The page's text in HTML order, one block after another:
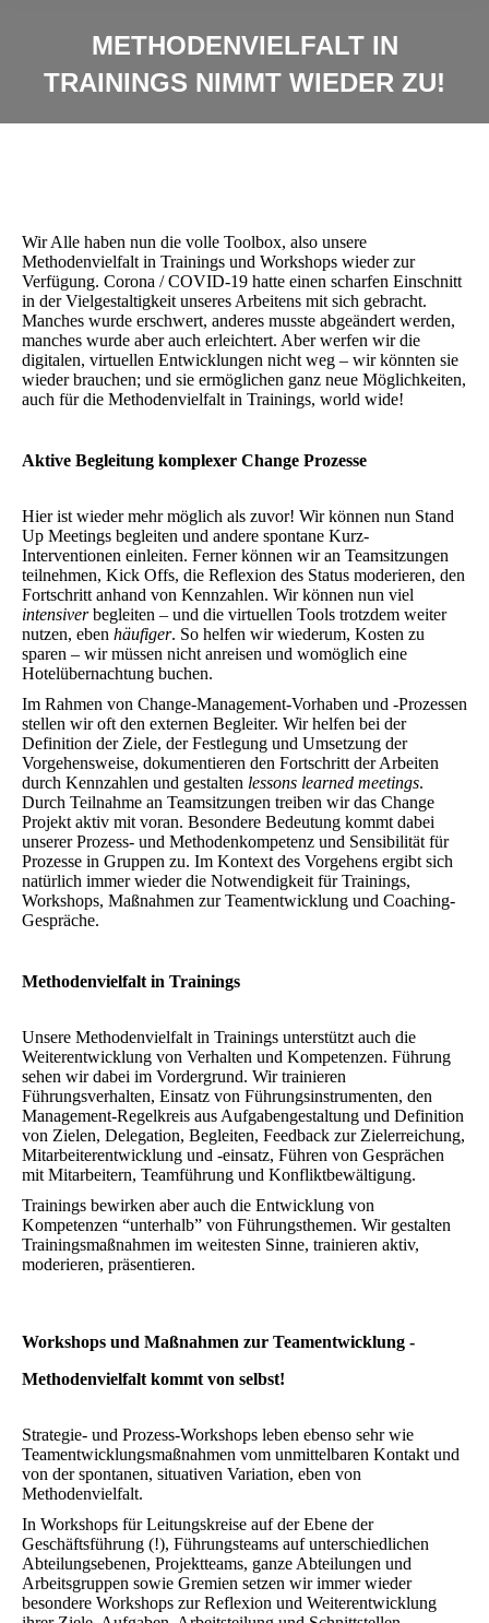
METHODENVIELFALT IN
TRAININGS NIMMT WIEDER ZU!
Wir Alle haben nun die volle Toolbox, also unsere
Methodenvielfalt in Trainings und Workshops wieder zur
Verfügung. Corona / COVID-19 hatte einen scharfen Einschnitt
in der Vielgestaltigkeit unseres Arbeitens mit sich gebracht.
Manches wurde erschwert, anderes musste abgeändert werden,
manches wurde aber auch erleichtert. Aber werfen wir die
digitalen, virtuellen Entwicklungen nicht weg – wir könnten sie
wieder brauchen; und sie ermöglichen ganz neue Möglichkeiten,
auch für die Methodenvielfalt in Trainings, world wide!
Aktive Begleitung komplexer Change Prozesse
Hier ist wieder mehr möglich als zuvor! Wir können nun Stand
Up Meetings begleiten und andere spontane Kurz-
Interventionen einleiten. Ferner können wir an Teamsitzungen
teilnehmen, Kick Offs, die Reflexion des Status moderieren, den
Fortschritt anhand von Kennzahlen. Wir können nun viel
intensiverbegleiten – und die virtuellen Tools trotzdem weiter
nutzen, eben häufiger. So helfen wir wiederum, Kosten zu
sparen – wir müssen nicht anreisen und womöglich eine
Hotelübernachtung buchen.
Im Rahmen von Change-Management-Vorhaben und -Prozessen
stellen wir oft den externen Begleiter. Wir helfen bei der
Definition der Ziele, der Festlegung und Umsetzung der
Vorgehensweise, dokumentieren den Fortschritt der Arbeiten
durch Kennzahlen und gestalten lessons learned meetings.
Durch Teilnahme an Teamsitzungen treiben wir das Change
Projekt aktiv mit voran. Besondere Bedeutung kommt dabei
unserer Prozess- und Methodenkompetenz und Sensibilität für
Prozesse in Gruppen zu. Im Kontext des Vorgehens ergibt sich
natürlich immer wieder die Notwendigkeit für Trainings,
Workshops, Maßnahmen zur Teamentwicklung und Coaching-
Gespräche.
Methodenvielfalt in Trainings
Unsere Methodenvielfalt in Trainings unterstützt auch die
Weiterentwicklung von Verhalten und Kompetenzen. Führung
sehen wir dabei im Vordergrund. Wir trainieren
Führungsverhalten, Einsatz von Führungsinstrumenten, den
Management-Regelkreis aus Aufgabengestaltung und Definition
von Zielen, Delegation, Begleiten, Feedback zur Zielerreichung,
Mitarbeiterentwicklung und -einsatz, Führen von Gesprächen
mit Mitarbeitern, Teamführung und Konfliktbewältigung.
Trainings bewirken aber auch die Entwicklung von
Kompetenzen “unterhalb” von Führungsthemen. Wir gestalten
Trainingsmaßnahmen im weitesten Sinne, trainieren aktiv,
moderieren, präsentieren.
Workshops und Maßnahmen zur Teamentwicklung -
Methodenvielfalt kommt von selbst!
Strategie- und Prozess-Workshops leben ebenso sehr wie
Teamentwicklungsmaßnahmen vom unmittelbaren Kontakt und
von der spontanen, situativen Variation, eben von
Methodenvielfalt.
In Workshops für Leitungskreise auf der Ebene der
Geschäftsführung (!), Führungsteams auf unterschiedlichen
Abteilungsebenen, Projektteams, ganze Abteilungen und
Arbeitsgruppen sowie Gremien setzen wir immer wieder
besondere Workshops zur Reflexion und Weiterentwicklung